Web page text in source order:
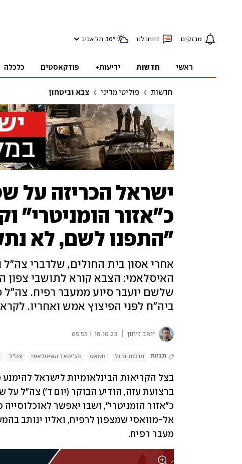
מבזקים דווחו לנו 30° תל אביב
ראשי חדשות ידיעות+ פודקאסטים כלכלה
חדשות פוליטי מדיני צבא וביטחון
ישראל הכריזה על
כ"אזור הומניטרי"
"התפנו לשם, לא
אחרי אסון בית החולים, שלדברי
האיסלאמי: הצבא קורא לתושבי צפון
שלשם יועבר סיוע ממעבר רפיח. צה"ל
ביה"ח לפני הפיצוץ אמש ואחריו.
יואב זיתון 18.10.23 | 05:55
תגיות חרבות ברזל חמאס הג'יהאד האיסלאמי צה"ל
מעבר רפיח.